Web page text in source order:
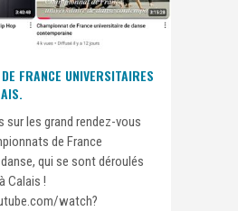
FRANCE UNIVERSITAIRES
sur les grand rendez-vous
de France
qui se sont déroulés
Calais !
watch?